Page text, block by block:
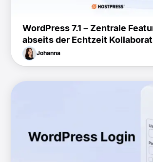
WordPress 7.1 – Zentrale
abseits der Echtzeit
Johanna